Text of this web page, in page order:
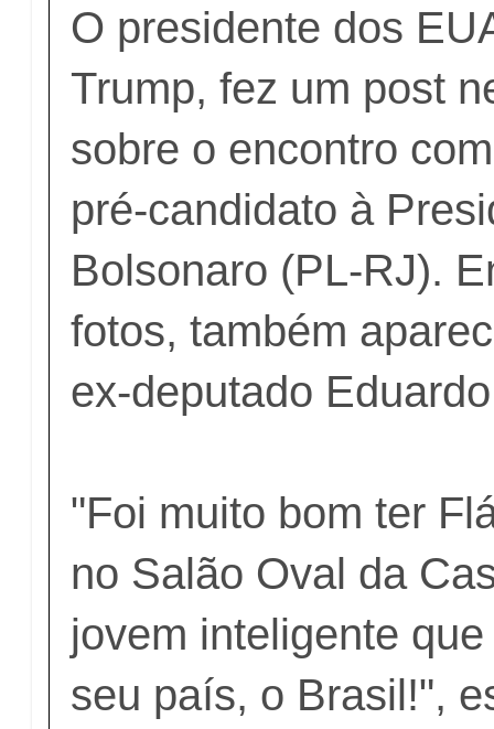
O presidente dos
Trump, fez um post
sobre o encontro
pré-candidato à
Bolsonaro (PL-RJ).
fotos, também
ex-deputado
"Foi muito bom ter
no Salão Oval da
jovem inteligente
seu país, o Brasil!",